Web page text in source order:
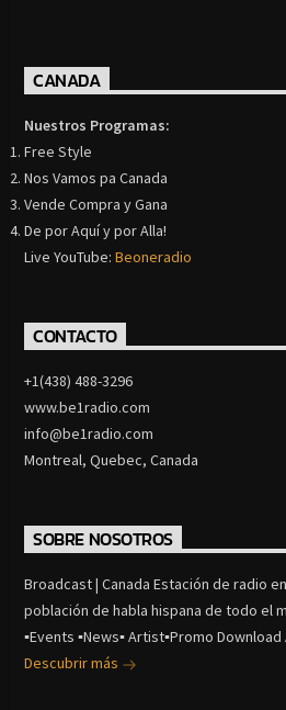
CANADA
Nuestros Programas:
Free Style
Nos Vamos pa Canada
Vende Compra y Gana
De por Aquí y por Alla!
Live YouTube:Beoneradio
CONTACTO
+1(438) 488-3296
www.be1radio.com
info@be1radio.com
Montreal, Quebec, Canada
SOBRE NOSOTROS
Broadcast | Canada Estación de radio
población de habla hispana de todo el
▪Events ▪News▪ Artist▪Promo Download
Descubrir más